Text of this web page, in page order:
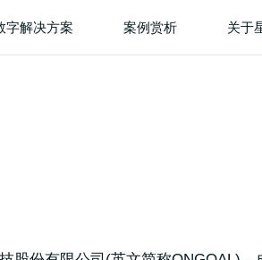
字解决方案 案例赏析 关于